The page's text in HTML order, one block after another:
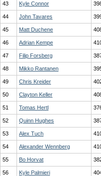
43 Kyle Connor
44 John Tavares
45 Matt Duchene
46 Adrian Kempe
47 Filip Forsberg
48 Mikko Rantanen
49 Chris Kreider
50 Clayton Keller
51 Tomas Hertl
52 Quinn Hughes
53 Alex Tuch
54 Alexander Wennberg
55 Bo Horvat
56 Kyle Palmieri